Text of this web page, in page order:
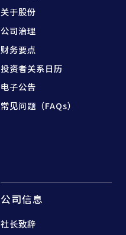
关于股份
公司治理
财务要点
投资者关系日历
电子公告
常见问题（FAQs）
公司信息
社长致辞